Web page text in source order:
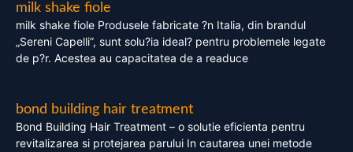
milk shake fiole
milk shake fiole Produsele fabricate ?n Italia, din brandul
„Sereni Capelli”, sunt solu?ia ideal? pentru problemele legate
de p?r. Acestea au capacitatea de a readuce
bond building hair treatment
Bond Building Hair Treatment – o solutie eficienta pentru
revitalizarea si protejarea parului In cautarea unei metode